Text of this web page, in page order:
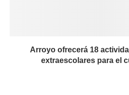
Arroyo ofrecerá 18
extraescolares para el